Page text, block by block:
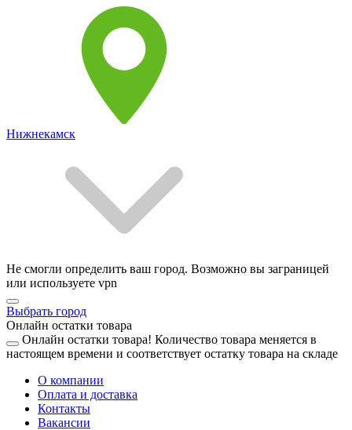
Нижнекамск
Не смогли определить ваш город. Возможно вы заграницей
или используете vpn
Выбрать город
Онлайн остатки товара
Онлайн остатки товара! Количество товара меняется в
настоящем времени и соответствует остатку товара на складе
О компании
Оплата и доставка
Контакты
Вакансии